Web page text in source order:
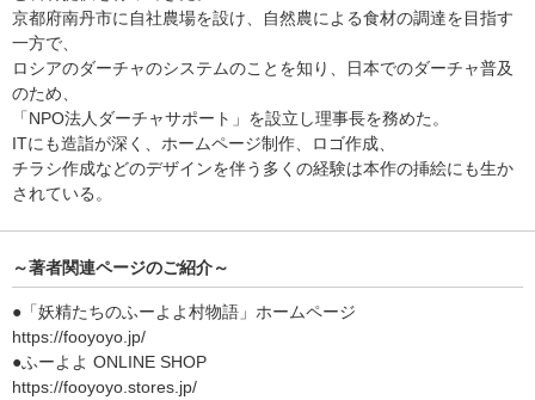
京都府南丹市に自社農場を設け、自然農による食材の調達を目指す
一方で、
ロシアのダーチャのシステムのことを知り、日本でのダーチャ普及
のため、
「NPO法人ダーチャサポート」を設立し理事長を務めた。
ITにも造詣が深く、ホームページ制作、ロゴ作成、
チラシ作成などのデザインを伴う多くの経験は本作の挿絵にも生か
されている。
～著者関連ページのご紹介～
●「妖精たちのふーよよ村物語」ホームページ
https://fooyoyo.jp/
●ふーよよ ONLINE SHOP
https://fooyoyo.stores.jp/